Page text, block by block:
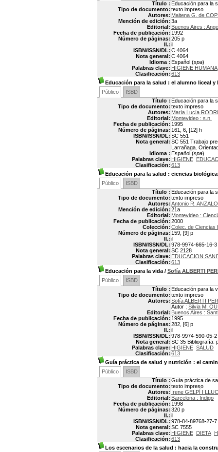
Título : Educación para la
Tipo de documento: texto impreso
Autores: Maitena G. de
Mención de edición: 3a
Editorial: Buenos Aires :
Fecha de publicación: 1992
Número de páginas: 205 p
Il.: il
ISBN/ISSN/DL: C 4064
Nota general: C 4064
Idioma : Español (spa)
Palabras clave: HIGIENE HUMANA
Clasificación: 613
Educación para la salud : el alumno liceal
Público
ISBD
Título : Educación para la
Tipo de documento: texto impreso
Autores: María Lucía
Editorial: Montevideo : s.n.
Fecha de publicación: 1995
Número de páginas: 161, 6, [12] h
ISBN/ISSN/DL: SC 551
Nota general: SC 551 Trabajo
Larrañaga.
Idioma : Español (spa)
Palabras clave: HIGIENE
Clasificación: 613
Educación para la salud : ciencias
Público
ISBD
Título : Educación para la
Tipo de documento: texto impreso
Autores: Antonio R.
Mención de edición: 21a
Editorial: Montevideo :
Fecha de publicación: 2000
Colección: Colec. de Ciencias
Número de páginas: 159, [9] p
Il.: il
ISBN/ISSN/DL: 978-9974-665-16-3
Nota general: SC 2128
Palabras clave: EDUCACION
Clasificación: 613
Educación para la vida / Sofía ALBERTI
Público
ISBD
Título : Educación para la
Tipo de documento: texto impreso
Autores: Sofía ALBERTI
Autor ; Silvia M.
Editorial: Buenos Aires :
Fecha de publicación: 1995
Número de páginas: 282, [6] p
Il.: il
ISBN/ISSN/DL: 978-9974-590-05-2
Nota general: SC 35 Bibliografía:
Palabras clave: HIGIENE SALUD
Clasificación: 613
Guía práctica de salud y nutrición : el
Público
ISBD
Título : Guía práctica de
Tipo de documento: texto impreso
Autores: Irene GELPÍ I
Editorial: Barcelona : Indigo
Fecha de publicación: 1998
Número de páginas: 320 p
Il.: il
ISBN/ISSN/DL: 978-84-89768-27-7
Nota general: SC 7555
Palabras clave: HIGIENE DIETA
Clasificación: 613
Los escenarios de la salud : hacia la